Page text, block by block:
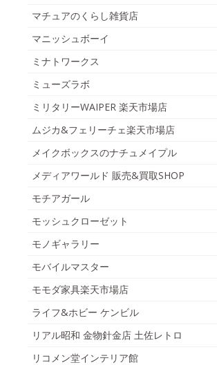
マチュアのくらし雑貨店
マニッシュボーイ
ミナトワークス
ミューズラボ
ミリタリーWAIPER 楽天市場店
ムジカ&フェリーチェ楽天市場店
メイクボックスのナチュメイプル
メディアワールド 販売&買取SHOP
モチアガール
モッシュクローゼット
モノギャラリー
モバイルマスター
モモダ家具楽天市場店
ライフ&ホビー ケンビル
リアル昭和 金物針金店 土佐レトロ
リコメン堂インテリア館